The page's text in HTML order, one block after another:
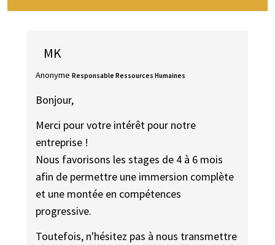
MK
Anonyme Responsable Ressources Humaines
Bonjour,
Merci pour votre intérêt pour notre
entreprise !
Nous favorisons les stages de 4 à 6 mois
afin de permettre une immersion complète
et une montée en compétences
progressive.
Toutefois, n'hésitez pas à nous transmettre